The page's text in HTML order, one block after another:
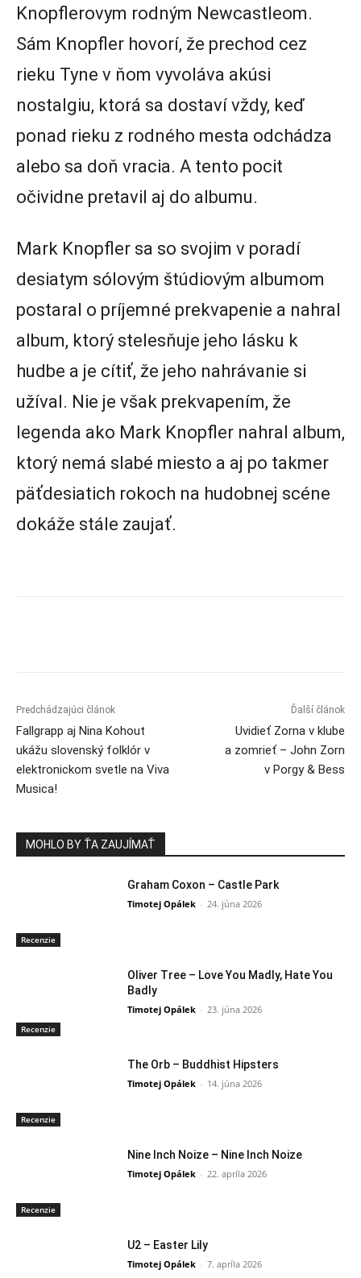
Knopflerovym rodným Newcastleom.
Sám Knopfler hovorí, že prechod cez
rieku Tyne v ňom vyvoláva akúsi
nostalgiu, ktorá sa dostaví vždy, keď
ponad rieku z rodného mesta odchádza
alebo sa doň vracia. A tento pocit
očividne pretavil aj do albumu.
Mark Knopfler sa so svojim v poradí
desiatym sólovým štúdiovým albumom
postaral o príjemné prekvapenie a nahral
album, ktorý stelesňuje jeho lásku k
hudbe a je cítiť, že jeho nahrávanie si
užíval. Nie je však prekvapením, že
legenda ako Mark Knopfler nahral album,
ktorý nemá slabé miesto a aj po takmer
päťdesiatich rokoch na hudobnej scéne
dokáže stále zaujať.
Predchádzajúci článok
Fallgrapp aj Nina Kohout
ukážu slovenský folklór v
elektronickom svetle na Viva
Musica!
Ďalší článok
Uvidieť Zorna v klube
a zomrieť – John Zorn
v Porgy & Bess
MOHLO BY ŤA ZAUJÍMAŤ
Recenzie
Graham Coxon – Castle Park
Timotej Opálek - 24. júna 2026
Recenzie
Oliver Tree – Love You Madly, Hate You
Badly
Timotej Opálek - 23. júna 2026
Recenzie
The Orb – Buddhist Hipsters
Timotej Opálek - 14. júna 2026
Recenzie
Nine Inch Noize – Nine Inch Noize
Timotej Opálek - 22. apríla 2026
U2 – Easter Lily
Timotej Opálek - 7. apríla 2026